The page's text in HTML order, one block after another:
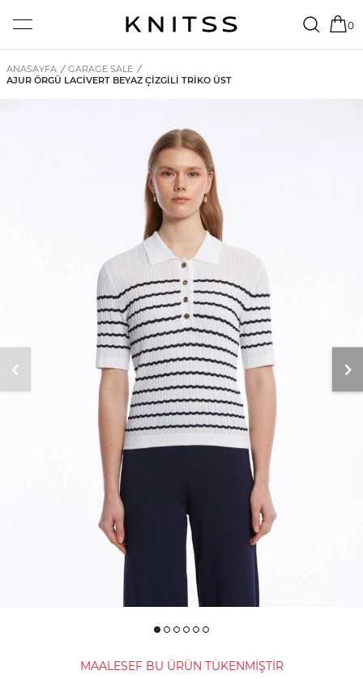
0
ANASAYFA / GARAGE SALE /
AJUR ÖRGÜ LACIVERT BEYAZ ÇIZGILI TRIKO ÜST
MAALESEF BU ÜRÜN TÜKENMİŞTİR